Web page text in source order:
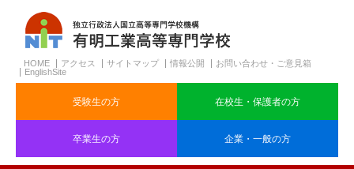
HOME アクセス サイトマップ 情報公開
お問い合わせ・ご意見箱
EnglishSite
受験生の方 在校生・保護者の方
卒業生の方 企業・一般の方